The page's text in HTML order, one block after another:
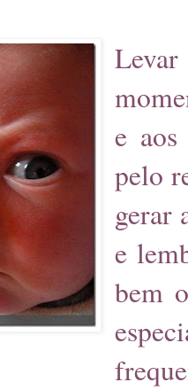
e aos
pelo
gerar
e
bem